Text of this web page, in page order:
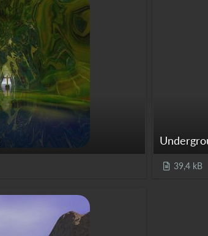
39,4 kB